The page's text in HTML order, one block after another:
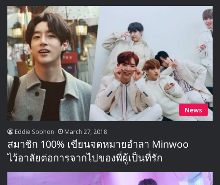
News
Eddie Sophon March 27, 2018
สมาชิก 100% เขียนจดหมายอำลา Minwoo
ไว้อาลัยต่อการจากไปของพี่ผู้เป็นที่รัก